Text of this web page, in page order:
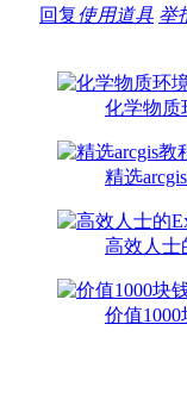
回复使用道具 举
化学物质
精选
高效人士
价值1000